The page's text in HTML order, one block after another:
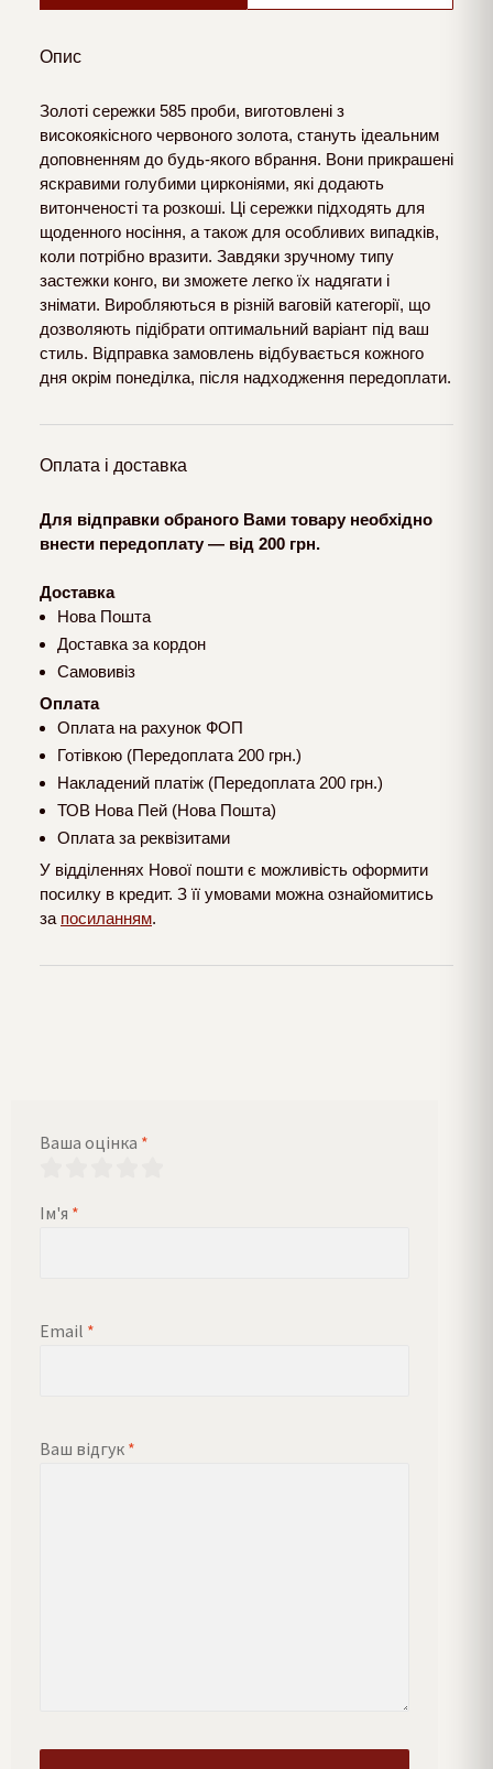
Опис
Золоті сережки 585 проби, виготовлені з
високоякісного червоного золота, стануть ідеальним
доповненням до будь-якого вбрання. Вони прикрашені
яскравими голубими цирконіями, які додають
витонченості та розкоші. Ці сережки підходять для
щоденного носіння, а також для особливих випадків,
коли потрібно вразити. Завдяки зручному типу
застежки конго, ви зможете легко їх надягати і
знімати. Виробляються в різній ваговій категорії, що
дозволяють підібрати оптимальний варіант під ваш
стиль. Відправка замовлень відбувається кожного
дня окрім понеділка, після надходження передоплати.
Оплата і доставка
Для відправки обраного Вами товару необхідно
внести передоплату — від 200 грн.
Доставка
Нова Пошта
Доставка за кордон
Самовивіз
Оплата
Оплата на рахунок ФОП
Готівкою (Передоплата 200 грн.)
Накладений платіж (Передоплата 200 грн.)
ТОВ Нова Пей (Нова Пошта)
Оплата за реквізитами
У відділеннях Нової пошти є можливість оформити
посилку в кредит. З її умовами можна ознайомитись
за посиланням.
Ваша оцінка *
Ім'я *
Email *
Ваш відгук *